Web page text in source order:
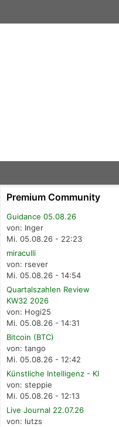
Premium Community
Guidance 05.08.26
von: Inger
Mi. 05.08.26 - 22:23
miraculli
von: rsever
Mi. 05.08.26 - 14:54
Quartalszahlen Review
KW32 2026
von: Hogi25
Mi. 05.08.26 - 14:31
Bitcoin (BTC)
von: tango
Mi. 05.08.26 - 12:42
Künstliche Intelligenz - KI
von: steppie
Mi. 05.08.26 - 12:13
Live Journal 22.07.26
von: lutzs